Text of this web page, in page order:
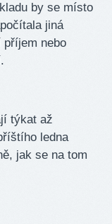
by se místo
jiná
příjem nebo
týkat až
ledna
jak se na tom